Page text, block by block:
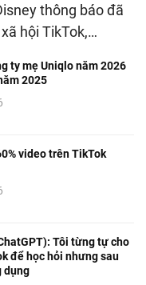
thông báo đã
hội TikTok,…
ty mẹ Uniqlo năm 2026
2025
video trên TikTok
Tôi từng tự cho
để học hỏi nhưng sau
dụng